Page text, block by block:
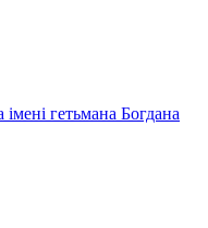
гетьмана Богдана